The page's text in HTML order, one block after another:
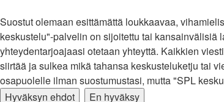
Suostut olemaan esittämättä loukkaavaa,
keskustelu"-palvelin on sijoitettu tai kansainvälisiä
yhteydentarjoajaasi otetaan yhteyttä. Kaikkien
siirtää ja sulkea mikä tahansa keskusteluketju tai
osapuolelle ilman suostumustasi, mutta "SPL